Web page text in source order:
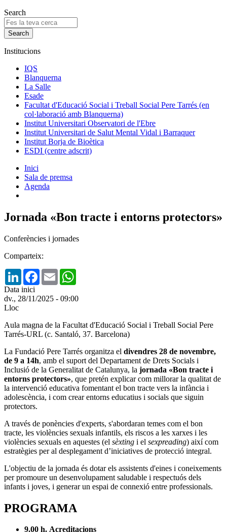
Search
Institucions
IQS
Blanquerna
La Salle
Esade
Facultat d'Educació Social i Treball Social Pere Tarrés (en
col·laboració amb Blanquerna)
Institut Universitari Observatori de l'Ebre
Institut Universitari de Salut Mental Vidal i Barraquer
Institut Borja de Bioètica
ESDI (centre adscrit)
Inici
Sala de premsa
Agenda
Jornada «Bon tracte i entorns protectors»
Conferències i jornades
Comparteix:
LinkedInFacebook
Email
Data inici
dv., 28/11/2025 - 09:00
Lloc
Aula magna de la Facultat d'Educació Social i Treball Social Pere
Tarrés-URL (c. Santaló, 37. Barcelona)
La Fundació Pere Tarrés organitza el divendres 28 de novembre,
de 9 a 14h, amb el suport del Departament de Drets Socials i
Inclusió de la Generalitat de Catalunya, la jornada «Bon tracte i
entorns protectors», que pretén explicar com millorar la qualitat de
la intervenció educativa fomentant el bon tracte vers la infància i
adolescència, i com crear entorns educatius i socials que siguin
protectors.
A través de ponències d'experts, s'abordaran temes com el bon
tracte, les violències sexuals infantils, els riscos a les xarxes i les
violències sexuals en aquestes (el sèxting i el sexpreading) així com
estratègies per al desplegament d’iniciatives de protecció integral.
L'objectiu de la jornada és dotar els assistents d'eines i coneixements
per promoure un desenvolupament saludable i respectuós dels
infants i joves, i generar un espai de connexió entre professionals.
PROGRAMA
9.00 h. Acreditacions